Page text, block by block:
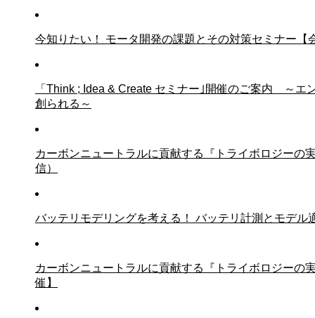
今知りたい！ モータ開発の課題とその対策セミナー【
「Think ; Idea & Create セミナー｣開催のご案内 ～エ
創られる～
カーボンニュートラルに貢献する『トライボロジーの
信）
バッテリモデリングを考える！ バッテリ計測とモデル
カーボンニュートラルに貢献する『トライボロジーの
催】